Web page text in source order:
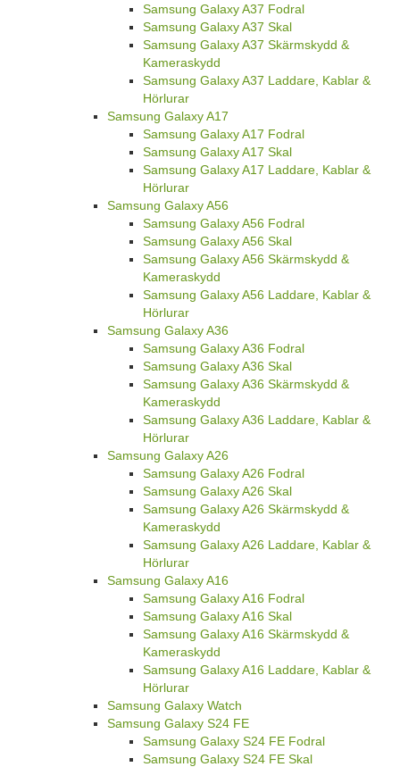
Samsung Galaxy A37 Fodral
Samsung Galaxy A37 Skal
Samsung Galaxy A37 Skärmskydd &
Kameraskydd
Samsung Galaxy A37 Laddare, Kablar &
Hörlurar
Samsung Galaxy A17
Samsung Galaxy A17 Fodral
Samsung Galaxy A17 Skal
Samsung Galaxy A17 Laddare, Kablar &
Hörlurar
Samsung Galaxy A56
Samsung Galaxy A56 Fodral
Samsung Galaxy A56 Skal
Samsung Galaxy A56 Skärmskydd &
Kameraskydd
Samsung Galaxy A56 Laddare, Kablar &
Hörlurar
Samsung Galaxy A36
Samsung Galaxy A36 Fodral
Samsung Galaxy A36 Skal
Samsung Galaxy A36 Skärmskydd &
Kameraskydd
Samsung Galaxy A36 Laddare, Kablar &
Hörlurar
Samsung Galaxy A26
Samsung Galaxy A26 Fodral
Samsung Galaxy A26 Skal
Samsung Galaxy A26 Skärmskydd &
Kameraskydd
Samsung Galaxy A26 Laddare, Kablar &
Hörlurar
Samsung Galaxy A16
Samsung Galaxy A16 Fodral
Samsung Galaxy A16 Skal
Samsung Galaxy A16 Skärmskydd &
Kameraskydd
Samsung Galaxy A16 Laddare, Kablar &
Hörlurar
Samsung Galaxy Watch
Samsung Galaxy S24 FE
Samsung Galaxy S24 FE Fodral
Samsung Galaxy S24 FE Skal